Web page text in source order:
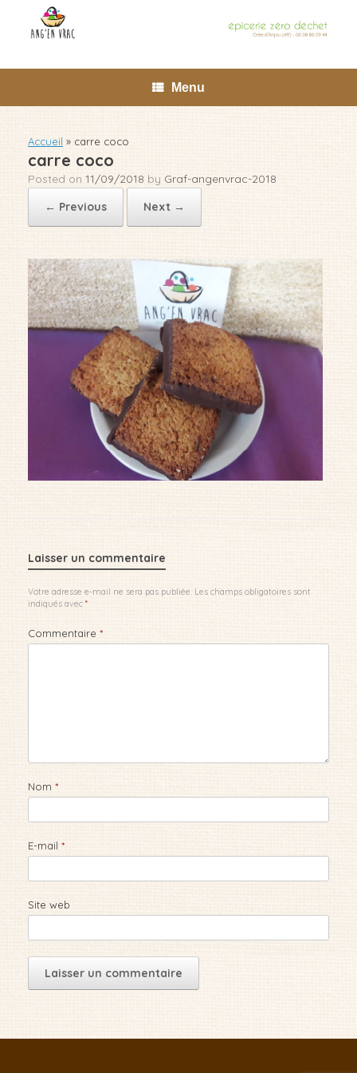
content
Menu
Accueil » carre coco
carre coco
Posted on 11/09/2018 by Graf-angenvrac-2018
← Previous
Next →
Laisser un commentaire
Votre adresse e-mail ne sera pas publiée. Les champs obligatoires sont
indiqués avec*
Commentaire *
Nom *
E-mail *
Site web